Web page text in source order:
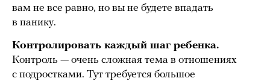
вам не все равно, но вы не будете впадать
в панику.
Контролировать каждый шаг ребенка.
Контроль — очень сложная тема в отношениях
с подростками. Тут требуется большое